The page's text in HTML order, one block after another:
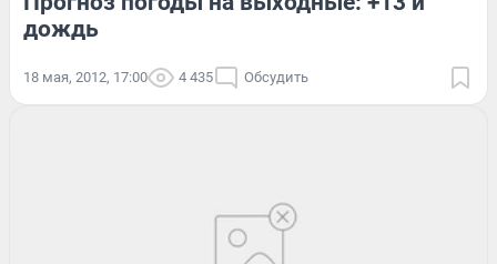
дождь
18 мая, 2012, 17:00 4 435 Обсудить